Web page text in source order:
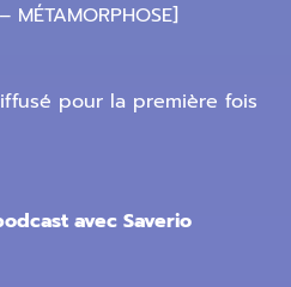
MÉTAMORPHOSE]
pour la première fois
avec Saverio